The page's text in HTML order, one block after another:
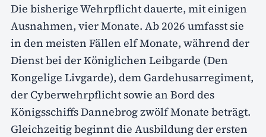
Die bisherige Wehrpflicht dauerte, mit einigen
Ausnahmen, vier Monate. Ab 2026 umfasst sie
in den meisten Fällen elf Monate, während der
Dienst bei der Königlichen Leibgarde (Den
Kongelige Livgarde), dem Gardehusarregiment,
der Cyberwehrpflicht sowie an Bord des
Königsschiffs Dannebrog zwölf Monate beträgt.
Gleichzeitig beginnt die Ausbildung der ersten